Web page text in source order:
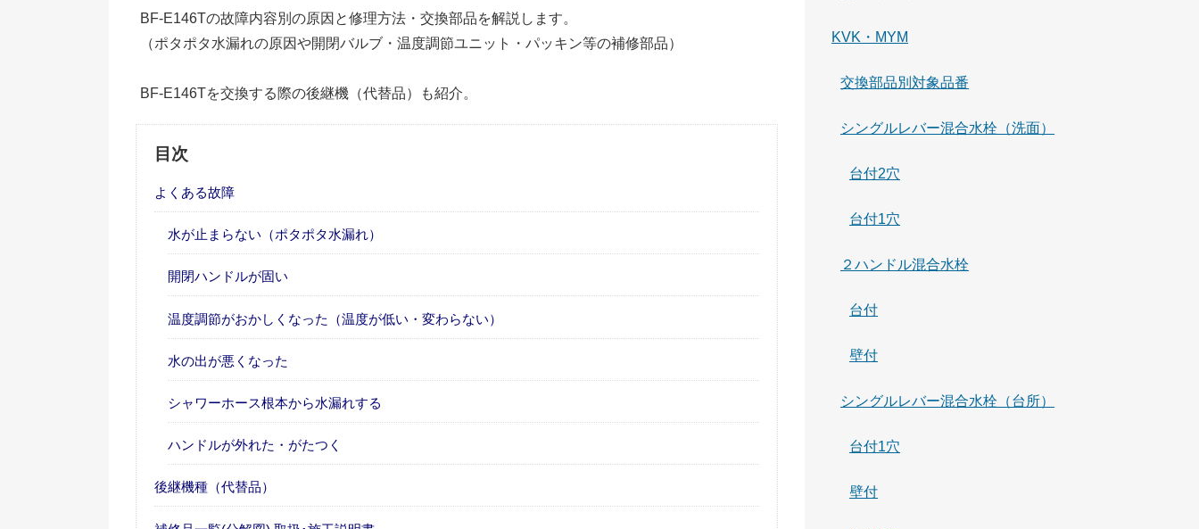
BF-E146Tの故障内容別の原因と修理方法・交換部品を解説します。
（ポタポタ水漏れの原因や開閉バルブ・温度調節ユニット・パッキン等の補修部品）
BF-E146Tを交換する際の後継機（代替品）も紹介。
目次
よくある故障
水が止まらない（ポタポタ水漏れ）
開閉ハンドルが固い
温度調節がおかしくなった（温度が低い・変わらない）
水の出が悪くなった
シャワーホース根本から水漏れする
ハンドルが外れた・がたつく
後継機種（代替品）
KVK・MYM
交換部品別対象品番
シングルレバー混合水栓（洗面）
台付2穴
台付1穴
２ハンドル混合水栓
台付
壁付
シングルレバー混合水栓（台所）
台付1穴
壁付